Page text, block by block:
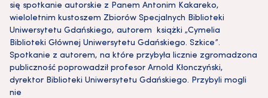
się spotkanie autorskie z Panem Antonim Kakareko,
wieloletnim kustoszem Zbiorów Specjalnych Biblioteki
Uniwersytetu Gdańskiego, autorem książki „Cymelia
Biblioteki Głównej Uniwersytetu Gdańskiego. Szkice”.
Spotkanie z autorem, na które przybyła licznie zgromadzona
publiczność poprowadził profesor Arnold Kłonczyński,
dyrektor Biblioteki Uniwersytetu Gdańskiego. Przybyli mogli
nie